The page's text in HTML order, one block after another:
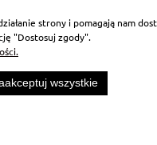
lojalnościowego
Sklepu
strony i pomagają nam
"Dostosuj zgody".
wszystkie